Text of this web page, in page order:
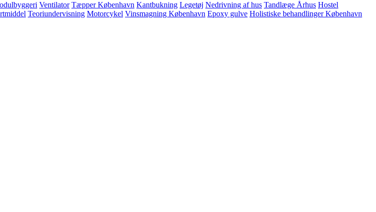
Ventilator Tæpper København Kantbukning Legetøj Nedrivning af hus Tandlæge Århus Hostel
Teoriundervisning Motorcykel Vinsmagning København Epoxy gulve Holistiske behandlinger København